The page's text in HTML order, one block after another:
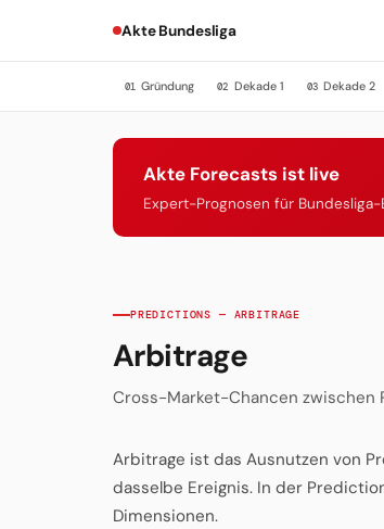
Akte Bundesliga
01 Gründung 02 Dekade 1 03 Dekade 2
Akte Forecasts ist live
Expert-Prognosen für
PREDICTIONS — ARBITRAGE
Arbitrage
Cross-Market-Chancen zwischen
Arbitrage ist das Ausnutzen von
dasselbe Ereignis. In der
Dimensionen.